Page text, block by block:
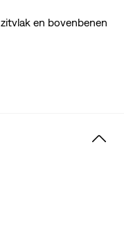
en bovenbenen